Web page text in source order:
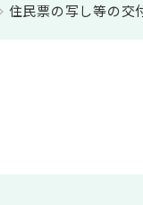
住民票の写し等の交